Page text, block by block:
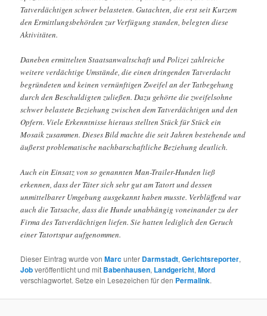
Tatverdächtigen schwer belasteten. Gutachten, die erst seit Kurzem
den Ermittlungsbehörden zur Verfügung standen, belegten diese
Aktivitäten.
Daneben ermittelten Staatsanwaltschaft und Polizei zahlreiche
weitere verdächtige Umstände, die einen dringenden Tatverdacht
begründeten und keinen vernünftigen Zweifel an der Tatbegehung
durch den Beschuldigten zuließen. Dazu gehörte die zweifelsohne
schwer belastete Beziehung zwischen dem Tatverdächtigen und den
Opfern. Viele Erkenntnisse hieraus stellten Stück für Stück ein
Mosaik zusammen. Dieses Bild machte die seit Jahren bestehende und
äußerst problematische nachbarschaftliche Beziehung deutlich.
Auch ein Einsatz von so genannten Man-Trailer-Hunden ließ
erkennen, dass der Täter sich sehr gut am Tatort und dessen
unmittelbarer Umgebung ausgekannt haben musste. Verblüffend war
auch die Tatsache, dass die Hunde unabhängig voneinander zu der
Firma des Tatverdächtigen liefen. Sie hatten lediglich den Geruch
einer Tatortspur aufgenommen.
Dieser Eintrag wurde vonMarcunter Darmstadt,Gerichtsreporter,
Jobveröffentlicht und mit Babenhausen, Landgericht,Mord
verschlagwortet. Setze ein Lesezeichen für den Permalink.